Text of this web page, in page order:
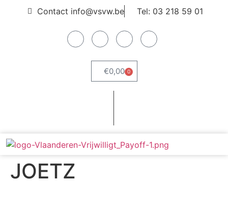
Contact info@vsvw.be Tel: 03 218 59 01
€0,00 0
JOETZ